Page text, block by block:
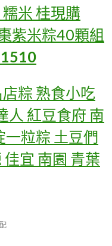
米 桂現購
紫米粽40顆組
1510
粽 熟食小吃
人 紅豆食府 南
一粒粽 土豆們
宜 南園 青葉